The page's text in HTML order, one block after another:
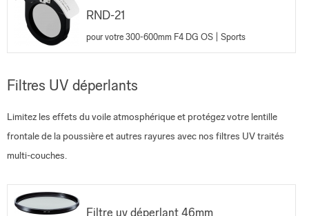
RND-21
pour votre 300-600mm F4 DG OS | Sports
Filtres UV déperlants
Limitez les effets du voile atmosphérique et protégez votre lentille
frontale de la poussière et autres rayures avec nos filtres UV traités
multi-couches.
Filtre uv déperlant 46mm